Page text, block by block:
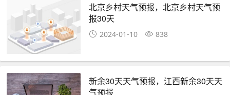
北京乡村天气预报，北京乡村天气预
报30天
2024-01-10 838
新余30天天气预报，江西新余30天天
气预报